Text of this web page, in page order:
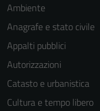
Ambiente
Anagrafe e stato civile
Appalti pubblici
Autorizzazioni
Catasto e urbanistica
Cultura e tempo libero